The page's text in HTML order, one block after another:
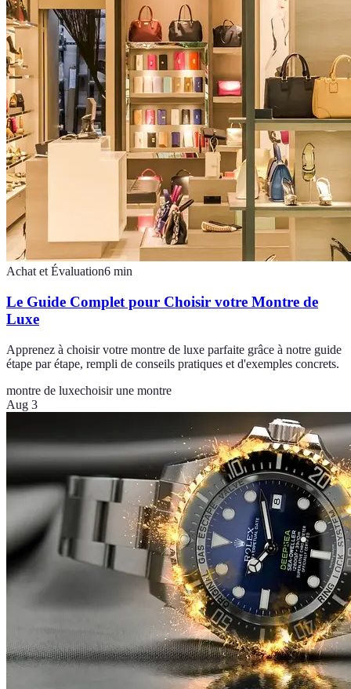
Achat et Évaluation6 min
Le Guide Complet pour Choisir votre Montre de
Luxe
Apprenez à choisir votre montre de luxe parfaite grâce à notre guide
étape par étape, rempli de conseils pratiques et d'exemples concrets.
montre de luxechoisir une montre
Aug 3